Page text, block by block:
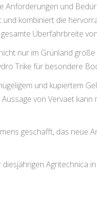
Anforderungen und
kombiniert die
Überfahrbreite
nur im Grünland
Trike für besondere
und kupiertem
von Vervaet
geschafft, das neue
Agritechnica